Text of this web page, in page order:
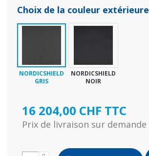
Choix de la couleur extérieure
NORDICSHIELD
GRIS
NORDICSHIELD
NOIR
16 204,00 CHF TTC
Prix de livraison sur demande